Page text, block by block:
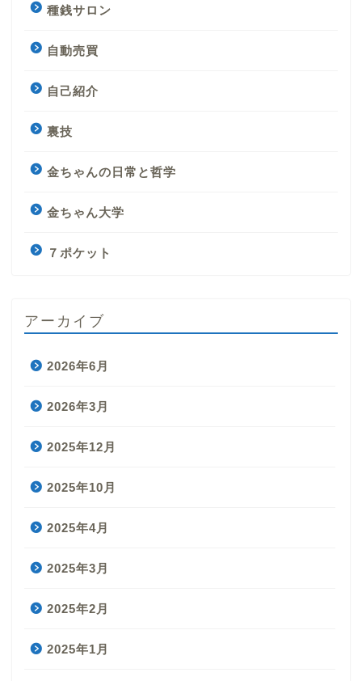
種銭サロン
自動売買
自己紹介
裏技
金ちゃんの日常と哲学
金ちゃん大学
７ポケット
アーカイブ
2026年6月
2026年3月
2025年12月
2025年10月
2025年4月
2025年3月
2025年2月
2025年1月